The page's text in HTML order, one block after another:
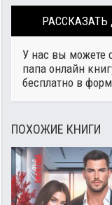
У нас вы можете
папа онлайн
бесплатно в
ПОХОЖИЕ КНИГИ